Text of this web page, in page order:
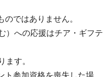
ではありません。
）への応援はチア・ギフテ
す。